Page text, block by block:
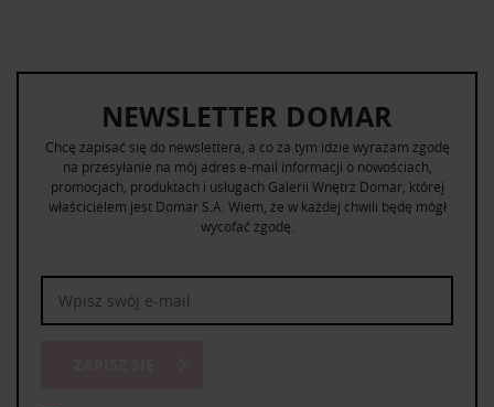
NEWSLETTER DOMAR
Chcę zapisać się do newslettera, a co za tym idzie wyrażam zgodę
na przesyłanie na mój adres e-mail informacji o nowościach,
promocjach, produktach i usługach Galerii Wnętrz Domar, której
właścicielem jest Domar S.A. Wiem, że w każdej chwili będę mógł
wycofać zgodę.